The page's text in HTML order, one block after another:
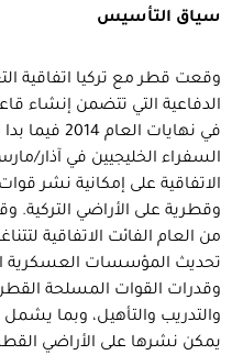
سياق التأسيس
وقعت قطر مع تركيا اتفاقية
الدفاعية التي تتضمن إنشاء
في نهايات
السفراء الخليجيين في آذار/
الاتفاقية على إمكانية نشر
وقطرية على الأراضي التركية.
من العام الفائت الاتفاقية
تحديث المؤسسات العسكرية
وقدرات القوات المسلحة
والتدريب والتأهيل، وبما يشمل
يمكن نشرها على الأراضي